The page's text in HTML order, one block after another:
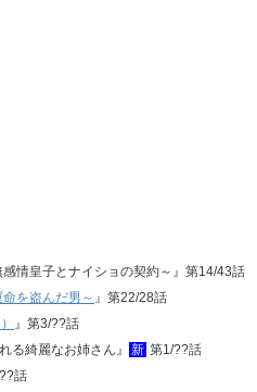
情皇子とナイショの契約～』第14/43話
を盗んだ男～ 』第22/28話
』第3/??話
る綺麗なお姉さん』
新 第1/??話
話